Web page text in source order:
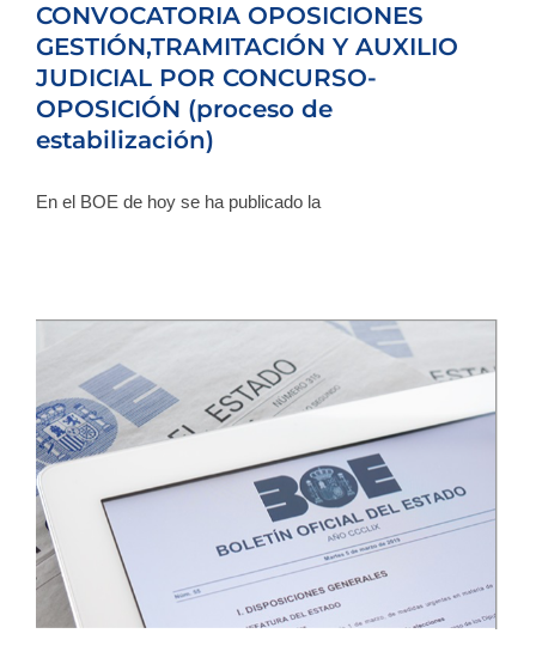
CONVOCATORIA OPOSICIONES
GESTIÓN,TRAMITACIÓN Y AUXILIO
JUDICIAL POR CONCURSO-
OPOSICIÓN (proceso de
estabilización)
En el BOE de hoy se ha publicado la